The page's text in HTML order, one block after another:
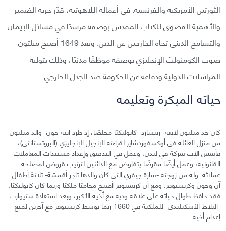
الثورتين الأمريكية والفرنسية. في أعماله اللاهوتية، قدّر حرية الضمير
والأهمية القصوى للكتاب المقدس بوصفه مرشدًا في مسائل الإيمان
والتسامح الديني تجاه الخارجين عن الدين. وبعد 1649 أصبح ميلتون
صوت الكومنولث الإنجليزي بوصفه موظفًا مدنيًا، وذلك بتوليه
المراسلات الدولية ودفاعه عن الحكومة ضد الجدل الخارجي.
حياته المبكرة وتعليمه
كان جد ميلتون لأبيه -ريتشارد- كاثوليكيًا مخلصًا، إذ طرد ابنه جون -والد ميلتون-
من منزل العائلة في أوكسفوردشاير لقراءته الإنجيل الإنجليزي (البروتستانتي)،
فأسس الأب شركة في لندن، وعمل في التدقيق وإعداد مستندات المعاملات
القانونية، وعمل أيضًا مقرضًا يتفاوض مع الدائنين لترتيب قروض لمصلحة
عملائه. وله من زوجته -سارة جيفري التي كان والدها تاجر أقمشة- ثلاثة أطفال:
آن وجون وكريستوفر. ومع أن كريستوفر أصبح محاميًا ملكيًا وربما كان كاثوليكيًا،
فقد حافظ طوال حياته على علاقة ودية مع أخيه الأكبر، وبعد استعادة ستيوارت
-البلاط الأسكتلندي- للملكية في 1660 ربما توسط كريستوفر مع آخرين لمنع
إعدام أخيه.